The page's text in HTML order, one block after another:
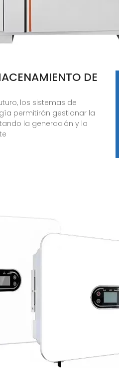
DE
los sistemas de
permitirán gestionar la
la generación y la